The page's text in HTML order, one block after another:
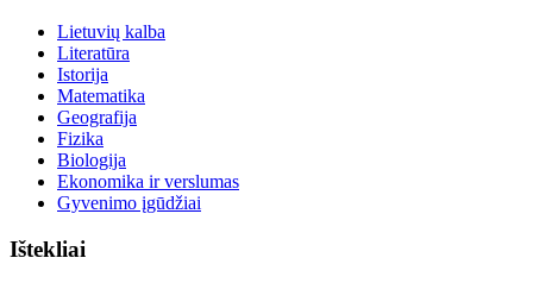
Lietuvių kalba
Literatūra
Istorija
Matematika
Geografija
Fizika
Biologija
Ekonomika ir verslumas
Gyvenimo įgūdžiai
Ištekliai